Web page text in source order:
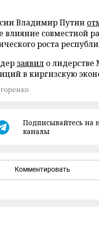
Владимир Путин
влияние совместной
роста
заявил о лидерстве
в киргизскую
Подписывайтесь на
каналы
Комментировать